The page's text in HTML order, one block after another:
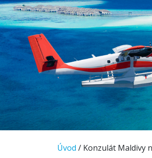
Úvod / Konzulát Maldivy